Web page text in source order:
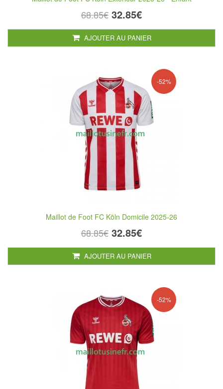
68.85€ 32.85€
AJOUTER AU PANIER
-52%
Maillot de Foot FC Köln Domicile 2025-26
68.85€ 32.85€
AJOUTER AU PANIER
-52%